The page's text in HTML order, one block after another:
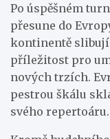
Po úspěšném
přesune do
kontinentě slibují
příležitost pro
nových trzích.
pestrou škálu
svého repertoáru.